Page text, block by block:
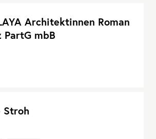
Architektinnen Roman
PartG mbB
Stroh